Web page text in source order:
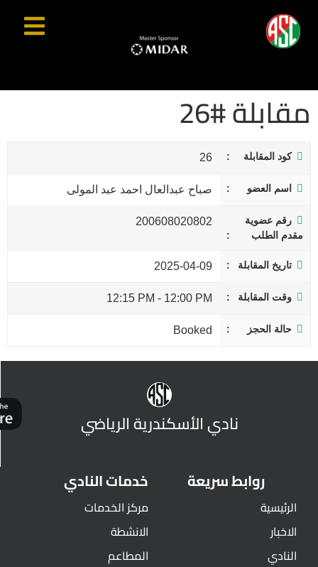
مقابلة #26
كود المقابلة 26
اسم العضو صباح عبدالعال احمد عبد المولى
رقم عضوية
مقدم الطلب
200608020802
تاريخ المقابلة 2025-04-09
وقت المقابلة 12:00 PM
-
12:15 PM
حالة الحجز Booked
نادي الأسكندرية الرياضي
روابط سريعة
الرئيسية
الاخبار
النادي
خدمات النادي
مركز الخدمات
الانشطة
المطاعم